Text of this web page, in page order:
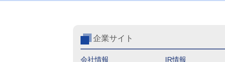
企業サイト
会社情報 IR情報